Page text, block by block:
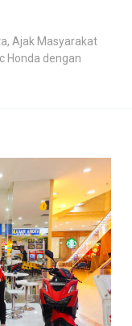
Ajak Masyarakat
Honda dengan